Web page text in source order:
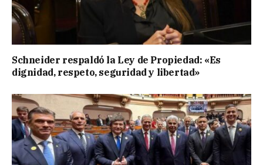
Schneider respaldó la Ley de Propiedad: «Es
dignidad, respeto, seguridad y libertad»